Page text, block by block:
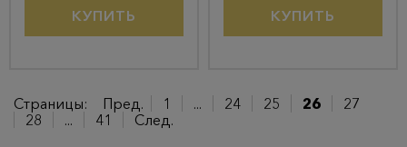
КУПИТЬ КУПИТЬ
Страницы: Пред. 1 ... 24 25 26
27
28
... 41 След.